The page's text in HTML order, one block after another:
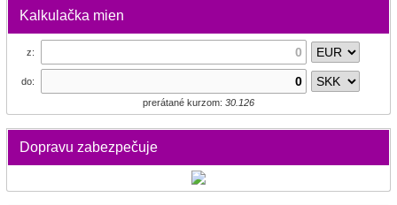
Kalkulačka mien
z:
do:
prerátané kurzom: 30.126
Dopravu zabezpečuje